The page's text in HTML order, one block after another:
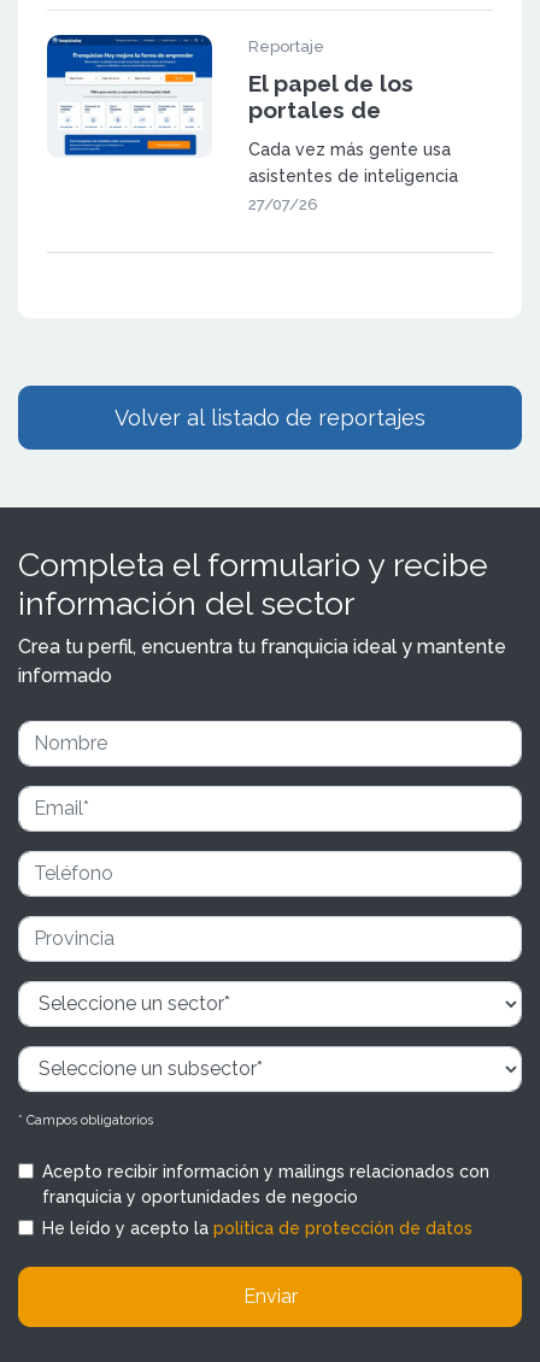
Reportaje
El papel de los
portales de
franquicia en la
búsqueda
generativa
Cada vez más gente usa
asistentes de inteligencia
artificial (como ChatGPT,
27/07/26
Volver al listado de reportajes
Completa el formulario y recibe
información del sector
Crea tu perfil, encuentra tu franquicia ideal y mantente
informado
* Campos obligatorios
Acepto recibir información y mailings relacionados con
franquicia y oportunidades de negocio
He leído y acepto la política de protección de datos
Enviar